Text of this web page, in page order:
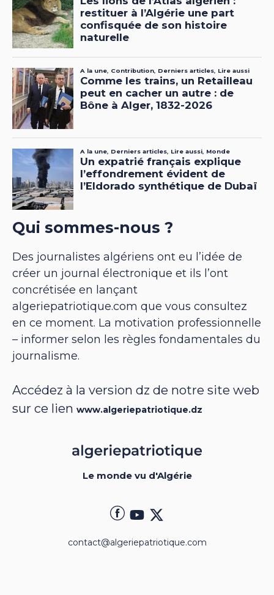
Qui sommes-nous ?
Des journalistes algériens ont eu l’idée de
créer un journal électronique et ils l’ont
concrétisée en lançant
algeriepatriotique.com que vous consultez
en ce moment. La motivation professionnelle
– informer selon les règles fondamentales du
journalisme.
Accédez à la version dz de notre site web
sur ce lien www.algeriepatriotique.dz
Le monde vu d'Algérie
contact@algeriepatriotique.com